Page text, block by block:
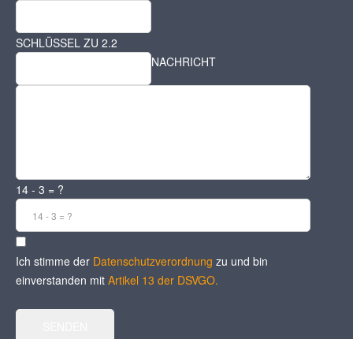
SCHLÜSSEL ZU 2.2
NACHRICHT
14 - 3 = ?
Ich stimme der Datenschutzverordnung zu und bin
einverstanden mit Artikel 13 der DSVGO.